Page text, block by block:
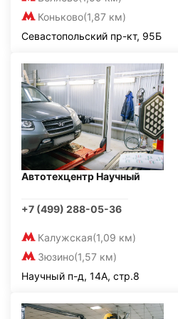
Коньково(1,87 км)
Севастопольский пр-кт, 95Б
Автотехцентр Научный
+7 (499) 288-05-36
Калужская(1,09 км)
Зюзино(1,57 км)
Научный п-д, 14А, стр.8